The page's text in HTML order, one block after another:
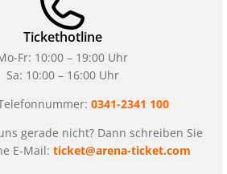
Tickethotline
Fr: 10:00 – 19:00 Uhr
Sa: 10:00 – 16:00 Uhr
0341-2341 100
gerade nicht? Dann schreiben Sie
E-Mail: ticket@arena-ticket.com